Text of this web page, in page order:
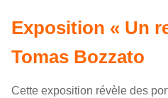
Exposition « Un
Tomas Bozzato
Cette exposition révèle des